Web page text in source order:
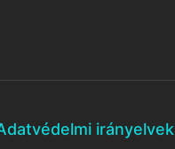
irányelvek